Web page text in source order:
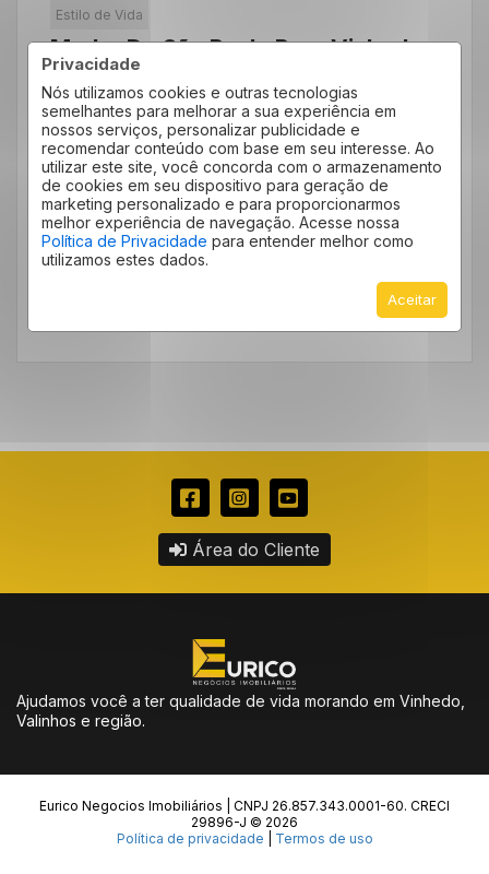
Privacidade
Nós utilizamos cookies e outras tecnologias
semelhantes para melhorar a sua experiência em
nossos serviços, personalizar publicidade e
recomendar conteúdo com base em seu interesse. Ao
utilizar este site, você concorda com o armazenamento
de cookies em seu dispositivo para geração de
marketing personalizado e para proporcionarmos
melhor experiência de navegação. Acesse nossa
Política de Privacidade para entender melhor como
utilizamos estes dados.
Aceitar
Estilo de Vida
Mudar De São Paulo Para Vinhedo:
Por Que Tanta Gente Está Fazendo
Essa Troca?
Toda semana, caminhões de mudança deixam
bairros como Morumbi, Pinheiros e Perdizes
em direção ao interior paulista. Mudar de São
[…]
Área do Cliente
Ajudamos você a ter qualidade de vida morando em Vinhedo,
Valinhos e região.
Eurico Negocios Imobiliários | CNPJ 26.857.343.0001-60. CRECI
29896-J © 2026
Política de privacidade
Termos de uso